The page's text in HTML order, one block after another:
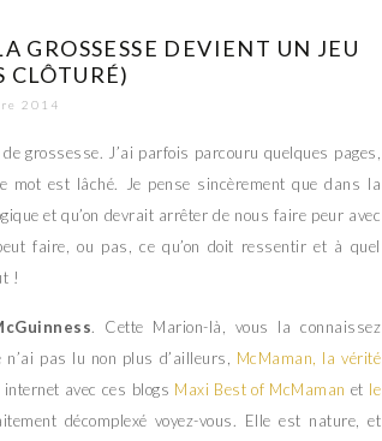
GROSSESSE DEVIENT UN JEU
CLÔTURÉ)
2014
grossesse. J’ai parfois parcouru quelques pages,
est lâché. Je pense sincèrement que dans la
et qu’on devrait arrêter de nous faire peur avec
faire, ou pas, ce qu’on doit ressentir et à quel
!
. Cette Marion-là, vous la connaissez
n’ai pas lu non plus d’ailleurs, McMaman, la vérité
avec ces blogs Maxi Best of McMaman et le
décomplexé voyez-vous. Elle est nature, et